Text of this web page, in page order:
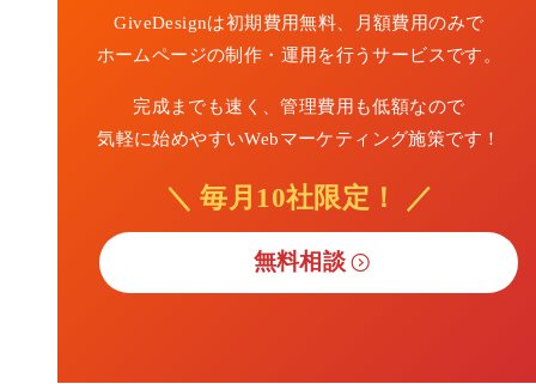
GiveDesignは初期費用無料、月額費用のみで
ホームページの制作・運用を行うサービスです。
完成までも速く、管理費用も低額なので
気軽に始めやすいWebマーケティング施策です！
＼ 毎月10社限定！ ／
無料相談